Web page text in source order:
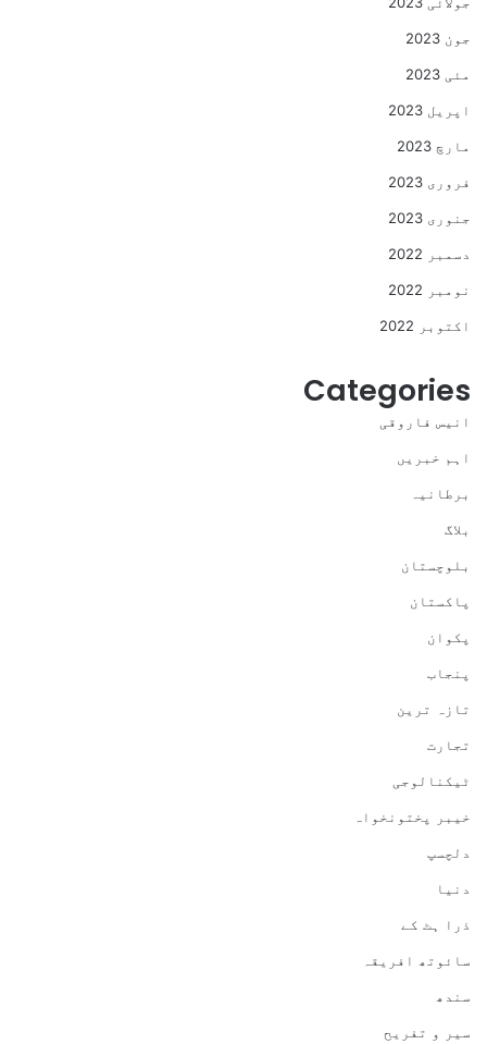
جون 2023
مئی 2023
اپریل 2023
مارچ 2023
فروری 2023
جنوری 2023
دسمبر 2022
نومبر 2022
اکتوبر 2022
Categories
انیس فاروقی
اہم خبریں
برطانیہ
بلاگ
بلوچستان
پاکستان
پکوان
پنجاب
تازہ ترین
تجارت
ٹیکنالوجی
خیبر پختونخواہ
دلچسپ
دنیا
ذرا ہٹ کے
سائوتھ افریقہ
سندھ
سیر و تفریح